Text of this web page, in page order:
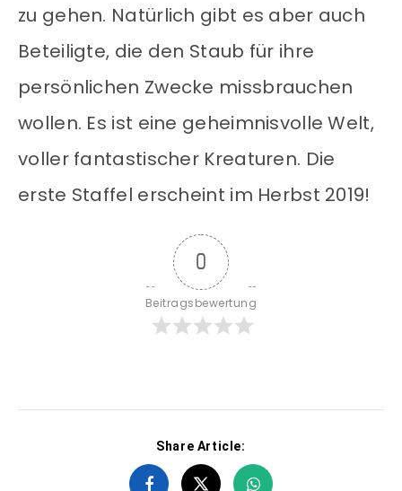
zu gehen. Natürlich gibt es aber auch
Beteiligte, die den Staub für ihre
persönlichen Zwecke missbrauchen
wollen. Es ist eine geheimnisvolle Welt,
voller fantastischer Kreaturen. Die
erste Staffel erscheint im Herbst 2019!
0
Beitragsbewertung
Share Article: